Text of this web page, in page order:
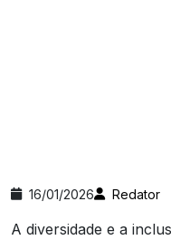
16/01/2026 Redator
A diversidade e a